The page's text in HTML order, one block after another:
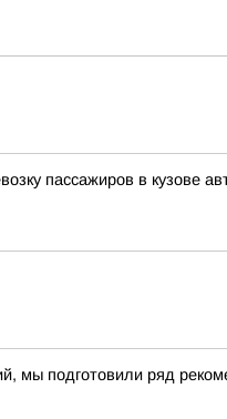
пассажиров в кузове
мы подготовили ряд